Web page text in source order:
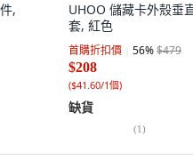
,
UHOO 儲藏卡外殼垂
套, 紅色
首購折扣價 56%$479
$208
($41.60/1個)
缺貨
(1)